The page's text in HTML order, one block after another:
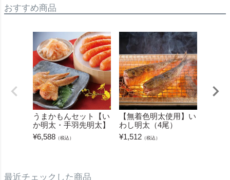
おすすめ商品
うまかもんセット【い
か明太・手羽先明太】
¥6,588 （税込）
【無着色明太使用】い
わし明太（4尾）
¥1,512 （税込）
最近チェックした商品